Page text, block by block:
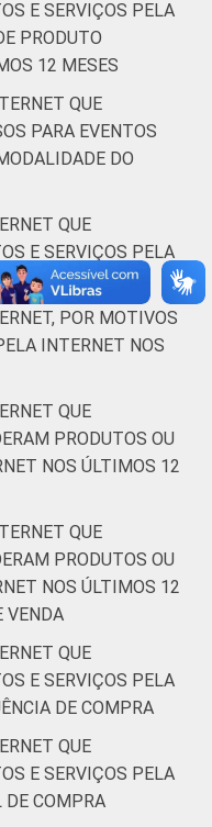
25
anos
anos 27
anos
anos 17 83
ou mais 12
SM até 2
14
SM até 3
até 10
10 SM 22
E SERVIÇOS PELA
PRODUTO
12 MESES
QUE
PARA EVENTOS
DO
QUE
E SERVIÇOS PELA
DE PAGAMENTO
POR MOTIVOS
INTERNET NOS
QUE
PRODUTOS OU
NOS ÚLTIMOS 12
QUE
PRODUTOS OU
NOS ÚLTIMOS 12
VENDA
QUE
E SERVIÇOS PELA
DE COMPRA
QUE
E SERVIÇOS PELA
DE COMPRA